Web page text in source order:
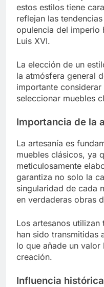
estos estilos tiene
reflejan las
opulencia del imperio
Luis XVI.
La elección de un
la atmósfera general
importante
seleccionar muebles
Importancia de la
La artesanía es
muebles clásicos, ya
meticulosamente
garantiza no solo la
singularidad de cada
en verdaderas obras
Los artesanos
han sido transmitidas
lo que añade un
creación.
Influencia